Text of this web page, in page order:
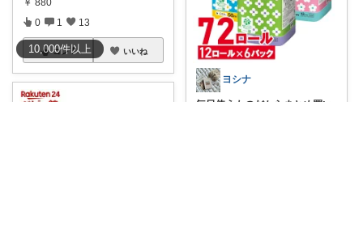
10,000件以上
￥ 880
0 1 13
コレ いいね
ヨシナ
毎日使うものだからまとめ買い